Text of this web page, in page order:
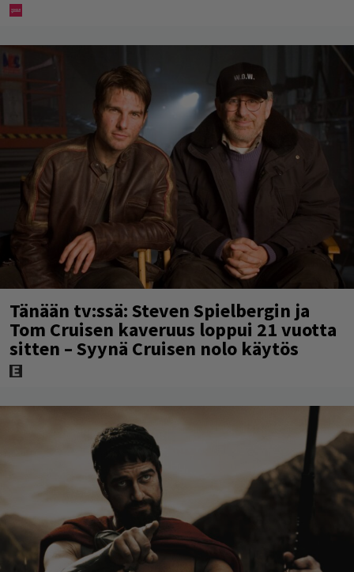
Tänään tv:ssä: Steven Spielbergin ja
Tom Cruisen kaveruus loppui 21 vuotta
sitten – Syynä Cruisen nolo käytös